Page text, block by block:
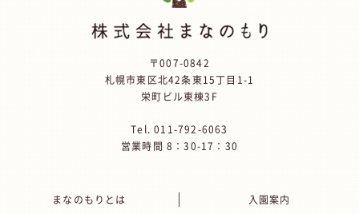
〒007-0842
札幌市東区北42条東15丁目1-1
栄町ビル東棟3F
Tel.011-792-6063
営業時間 8：30-17：30
まなのもりとは 入園案内